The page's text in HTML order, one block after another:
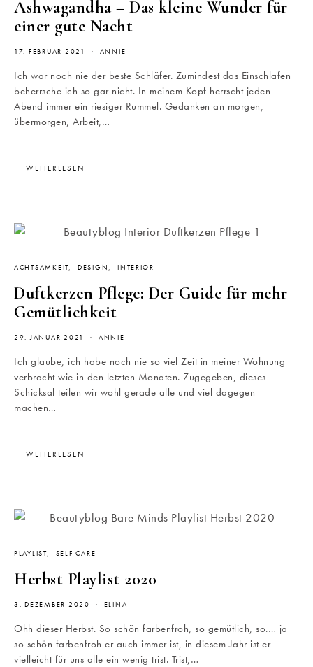
Ashwagandha – Das kleine Wunder für
einer gute Nacht
17. FEBRUAR 2021 ANNIE
Ich war noch nie der beste Schläfer. Zumindest das Einschlafen
beherrsche ich so gar nicht. In meinem Kopf herrscht jeden
Abend immer ein riesiger Rummel. Gedanken an morgen,
übermorgen, Arbeit,…
WEITERLESEN
ACHTSAMKEIT DESIGN INTERIOR
Duftkerzen Pflege: Der Guide für mehr
Gemütlichkeit
29. JANUAR 2021 ANNIE
Ich glaube, ich habe noch nie so viel Zeit in meiner Wohnung
verbracht wie in den letzten Monaten. Zugegeben, dieses
Schicksal teilen wir wohl gerade alle und viel dagegen
machen…
WEITERLESEN
PLAYLIST SELF CARE
Herbst Playlist 2020
3. DEZEMBER 2020 ELINA
Ohh dieser Herbst. So schön farbenfroh, so gemütlich, so.… ja
so schön farbenfroh er auch immer ist, in diesem Jahr ist er
vielleicht für uns alle ein wenig trist. Trist,…